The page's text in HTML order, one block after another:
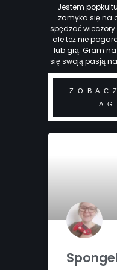
Jestem
zamyka się na
spędzać
ale też nie
lub grą. Gram na
się swoją pasją